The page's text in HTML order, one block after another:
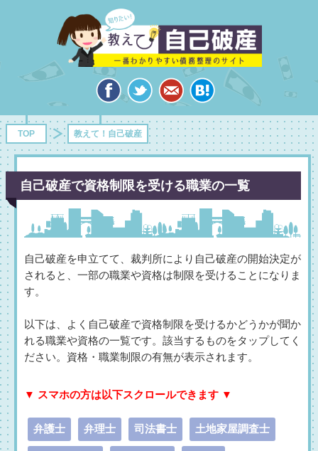
TOP 教えて！自己破産
自己破産で資格制限を受ける職業の一覧
自己破産を申立てて、裁判所により自己破産の開始決定が
されると、一部の職業や資格は制限を受けることになりま
す。
以下は、よく自己破産で資格制限を受けるかどうかが聞か
れる職業や資格の一覧です。該当するものをタップしてく
ださい。資格・職業制限の有無が表示されます。
▼ スマホの方は以下スクロールできます ▼
弁護士 弁理士 司法書士 土地家屋調査士